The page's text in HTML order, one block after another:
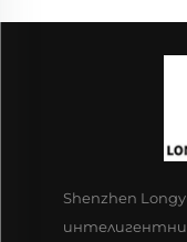
Shenzhen
интелигентни